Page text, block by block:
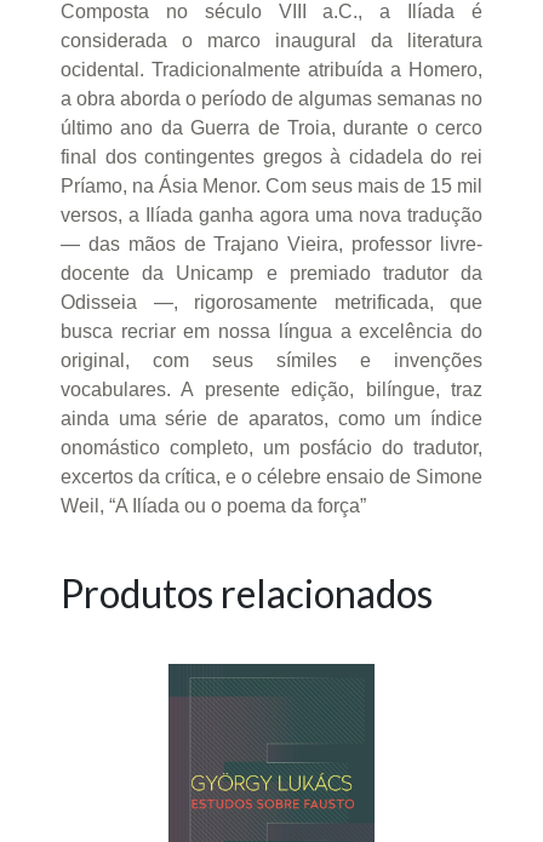
Composta no século VIII a.C., a Ilíada é
considerada o marco inaugural da literatura
ocidental. Tradicionalmente atribuída a Homero,
a obra aborda o período de algumas semanas no
último ano da Guerra de Troia, durante o cerco
final dos contingentes gregos à cidadela do rei
Príamo, na Ásia Menor. Com seus mais de 15 mil
versos, a Ilíada ganha agora uma nova tradução
— das mãos de Trajano Vieira, professor livre-
docente da Unicamp e premiado tradutor da
Odisseia —, rigorosamente metrificada, que
busca recriar em nossa língua a excelência do
original, com seus símiles e invenções
vocabulares. A presente edição, bilíngue, traz
ainda uma série de aparatos, como um índice
onomástico completo, um posfácio do tradutor,
excertos da crítica, e o célebre ensaio de Simone
Weil, “A Ilíada ou o poema da força”
Produtos relacionados